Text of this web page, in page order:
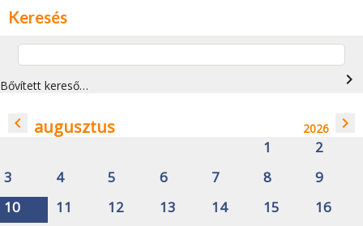
Keresés
Bővített kereső… navigate_next
navigate_before augusztus 2026 navigate_next
1
2
3
4 5 6 7 8
9
10
11 12 13 14 15
16